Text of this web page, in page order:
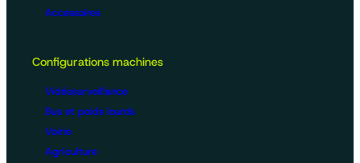
Accessoires
Configurations machines
Vidéosurveillance
Bus et poids lourds
Voirie
Agriculture